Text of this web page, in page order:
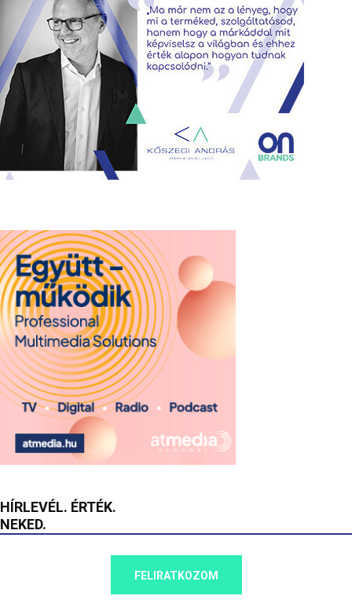
HÍRLEVÉL. ÉRTÉK.
NEKED.
FELIRATKOZOM